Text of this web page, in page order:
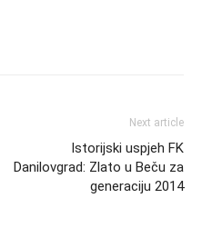
Next article
Istorijski uspjeh FK
Danilovgrad: Zlato u Beču za
generaciju 2014